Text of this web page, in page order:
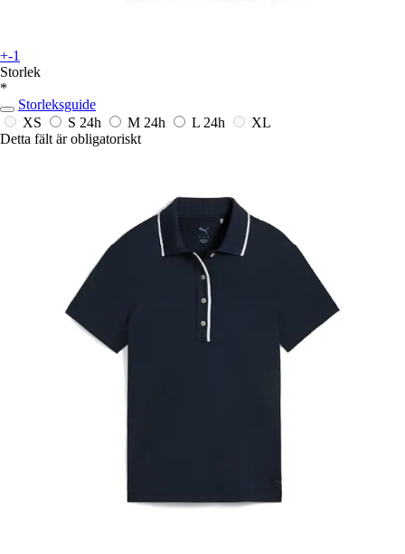
+-1
Storlek
*
Storleksguide
XS
S 24h M 24h L 24h
XL
Detta fält är obligatoriskt